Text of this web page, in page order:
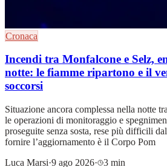
Cronaca
Incendi tra Monfalcone e Selz,
notte: le fiamme ripartono e il
soccorsi
Situazione ancora complessa nella notte
le operazioni di monitoraggio e
proseguite senza sosta, rese più difficili
fornire l’aggiornamento è il Corpo Pom
Luca Marsi·9 ago 2026·
3 min